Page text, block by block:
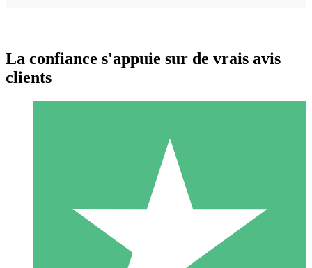
Packs de Crédits Individuels
Payez à l'utilisation avec des crédits de téléchargement. Sans
1 Téléchargement
La confiance s'appuie sur de vrais avis
clients